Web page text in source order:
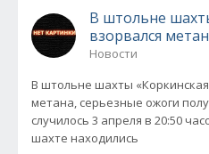
В штольне
взорвался метан
Новости
В штольне шахты
метана, серьезные ожоги
случилось 3 апреля в 20:50
шахте находились